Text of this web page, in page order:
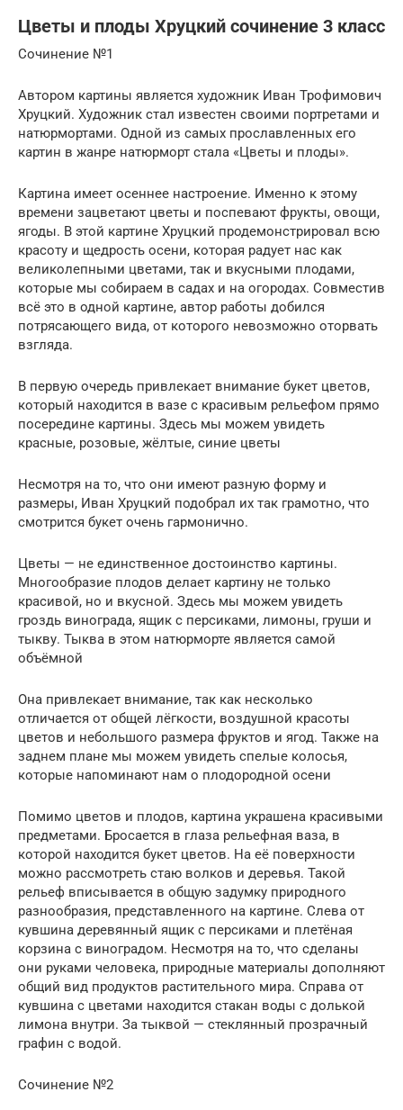
Цветы и плоды Хруцкий сочинение 3 класс
Сочинение №1
Автором картины является художник Иван Трофимович
Хруцкий. Художник стал известен своими портретами и
натюрмортами. Одной из самых прославленных его
картин в жанре натюрморт стала «Цветы и плоды».
Картина имеет осеннее настроение. Именно к этому
времени зацветают цветы и поспевают фрукты, овощи,
ягоды. В этой картине Хруцкий продемонстрировал всю
красоту и щедрость осени, которая радует нас как
великолепными цветами, так и вкусными плодами,
которые мы собираем в садах и на огородах. Совместив
всё это в одной картине, автор работы добился
потрясающего вида, от которого невозможно оторвать
взгляда.
В первую очередь привлекает внимание букет цветов,
который находится в вазе с красивым рельефом прямо
посередине картины. Здесь мы можем увидеть
красные, розовые, жёлтые, синие цветы
Несмотря на то, что они имеют разную форму и
размеры, Иван Хруцкий подобрал их так грамотно, что
смотрится букет очень гармонично.
Цветы — не единственное достоинство картины.
Многообразие плодов делает картину не только
красивой, но и вкусной. Здесь мы можем увидеть
гроздь винограда, ящик с персиками, лимоны, груши и
тыкву. Тыква в этом натюрморте является самой
объёмной
Она привлекает внимание, так как несколько
отличается от общей лёгкости, воздушной красоты
цветов и небольшого размера фруктов и ягод. Также на
заднем плане мы можем увидеть спелые колосья,
которые напоминают нам о плодородной осени
Помимо цветов и плодов, картина украшена красивыми
предметами. Бросается в глаза рельефная ваза, в
которой находится букет цветов. На её поверхности
можно рассмотреть стаю волков и деревья. Такой
рельеф вписывается в общую задумку природного
разнообразия, представленного на картине. Слева от
кувшина деревянный ящик с персиками и плетёная
корзина с виноградом. Несмотря на то, что сделаны
они руками человека, природные материалы дополняют
общий вид продуктов растительного мира. Справа от
кувшина с цветами находится стакан воды с долькой
лимона внутри. За тыквой — стеклянный прозрачный
графин с водой.
Сочинение №2